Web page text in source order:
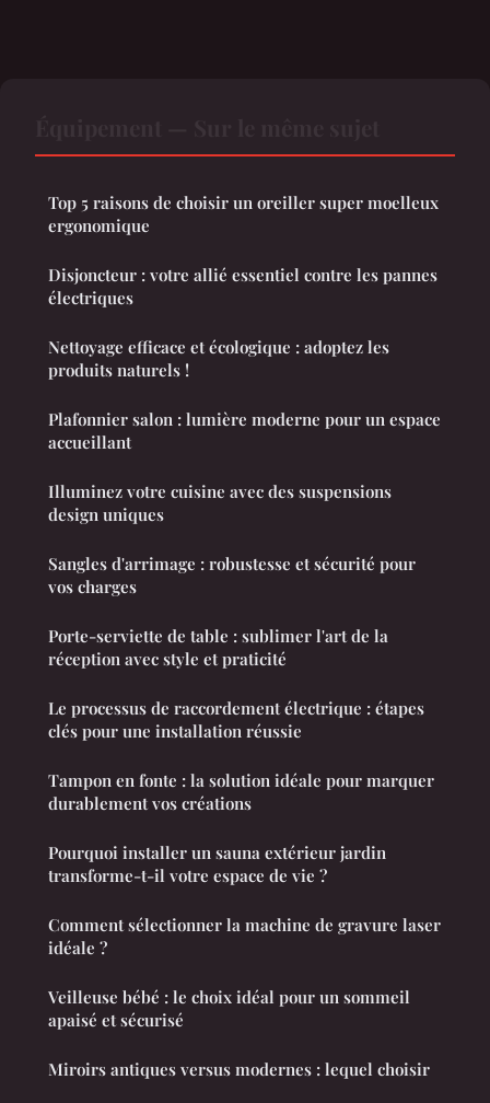
Top 5 raisons de choisir un oreiller super moelleux
ergonomique
Disjoncteur : votre allié essentiel contre les pannes
électriques
Nettoyage efficace et écologique : adoptez les
produits naturels !
Plafonnier salon : lumière moderne pour un espace
accueillant
Illuminez votre cuisine avec des suspensions
design uniques
Sangles d'arrimage : robustesse et sécurité pour
vos charges
Porte-serviette de table : sublimer l'art de la
réception avec style et praticité
Le processus de raccordement électrique : étapes
clés pour une installation réussie
Tampon en fonte : la solution idéale pour marquer
durablement vos créations
Pourquoi installer un sauna extérieur jardin
transforme-t-il votre espace de vie ?
Comment sélectionner la machine de gravure laser
idéale ?
Veilleuse bébé : le choix idéal pour un sommeil
apaisé et sécurisé
Miroirs antiques versus modernes : lequel choisir